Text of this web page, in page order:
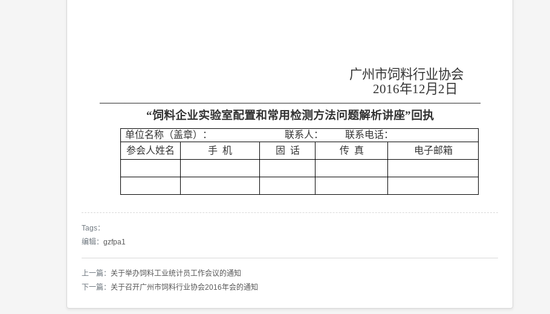
广州市饲料行业协会
2016年12月 2 日
——————————————————————————————
“饲料企业实验室配置和常用检测方法问题解析讲座”回执
单位名称（盖章）： 联系人：
联系电话：
参会人姓名
手 机 固 话 传 真 电子邮箱
Tags：
编辑： gzfpa1
上一篇： 关于举办饲料工业统计员工作会议的通知
下一篇： 关于召开广州市饲料行业协会2016年会的通知